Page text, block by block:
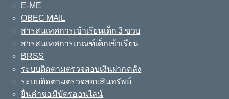
E-ME
OBEC MAIL
สารสนเทศการเข้าเรียนเด็ก 3 ขวบ
สารสนเทศการเกณฑ์เด็กเข้าเรียน
BRSS
ระบบติดตามตรวจสอบเงินฝากคลัง
ระบบติดตามตรวจสอบสินทรัพย์
ยื่นคำขอมีบัตรออนไลน์